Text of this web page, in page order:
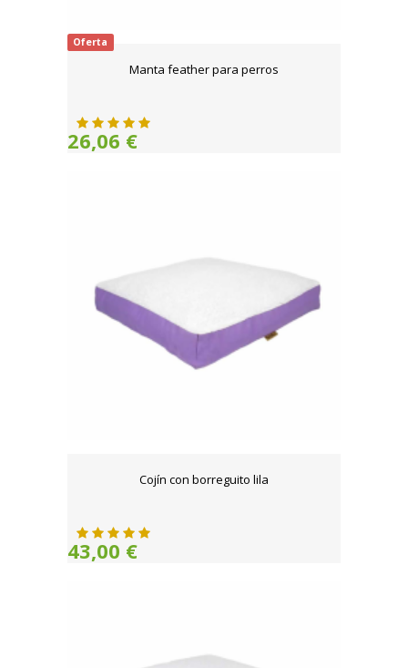
Oferta
Manta feather para perros
26,06 €
Cojín con borreguito lila
43,00 €